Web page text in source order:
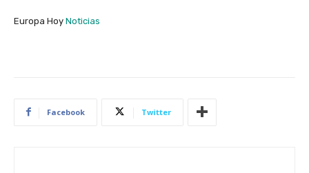
Europa Hoy Noticias
Facebook Twitter